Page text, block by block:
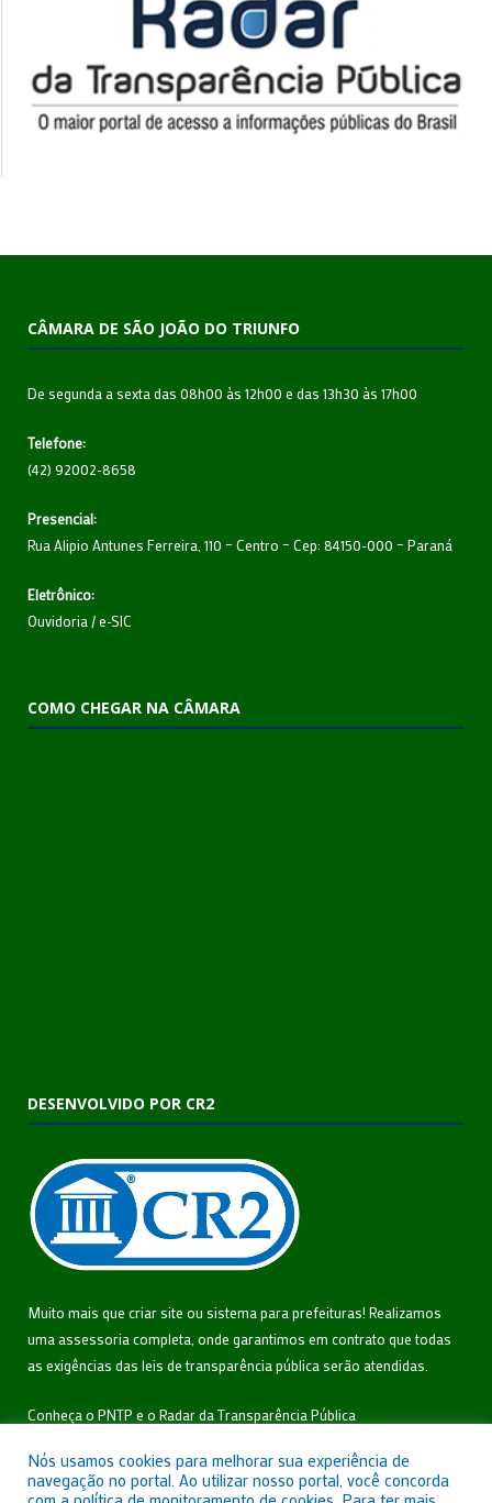
CÂMARA DE SÃO JOÃO DO TRIUNFO
De segunda a sexta das 08h00 às 12h00 e das 13h30 às 17h00
Telefone:
(42) 92002-8658
Presencial:
Rua Alipio Antunes Ferreira, 110 – Centro – Cep: 84150-000 – Paraná
Eletrônico:
Ouvidoria /e-SIC
COMO CHEGAR NA CÂMARA
DESENVOLVIDO POR CR2
Muito mais que criar site ou sistema para prefeituras! Realizamos
uma assessoria completa, onde garantimos em contrato que todas
as exigências das leis de transparência pública serão atendidas.
Conheça o PNTP e o Radar da Transparência Pública
Nós usamos cookies para melhorar sua experiência de
navegação no portal. Ao utilizar nosso portal, você concorda